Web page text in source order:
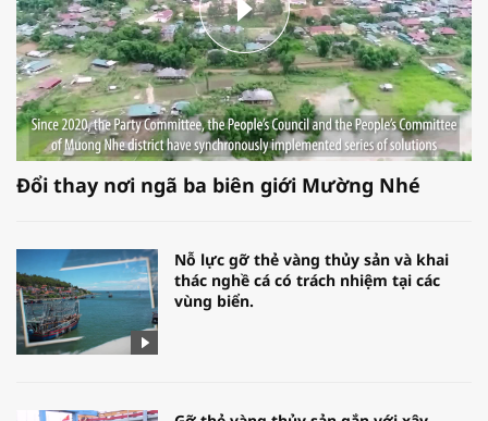
Đổi thay nơi ngã ba biên giới Mường Nhé
Nỗ lực gỡ thẻ vàng thủy sản và khai
thác nghề cá có trách nhiệm tại các
vùng biển.